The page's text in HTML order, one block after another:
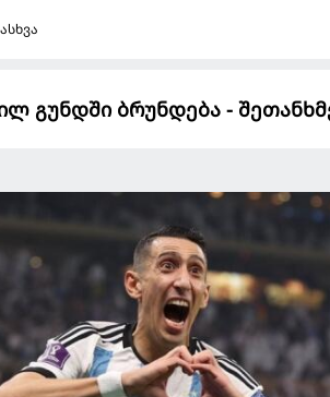
გუნდში ბრუნდება -